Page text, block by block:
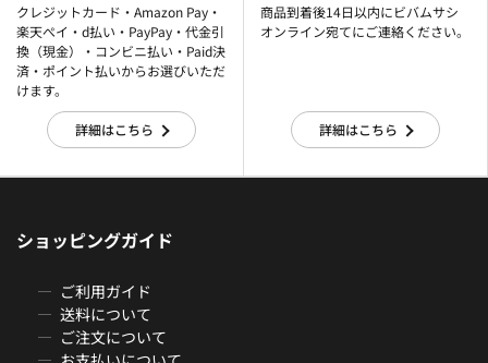
クレジットカード・Amazon Pay・
楽天ぺイ・d払い・PayPay・代金引
換（現金）・コンビニ払い・Paid決
済・ポイント払いからお選びいただ
けます。
詳細はこちら
商品到着後14日以内にビバムサシ
オンライン宛てにご連絡ください。
詳細はこちら
ショッピングガイド
ご利用ガイド
送料について
ご注文について